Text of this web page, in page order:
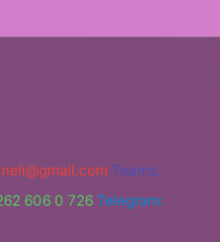
Teams:
606 0 726 Telegram: